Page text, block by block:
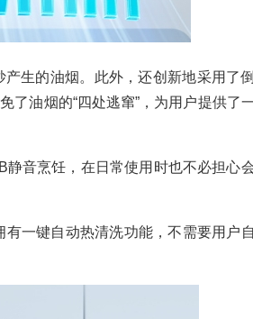
生的油烟。此外，还创新地采用了
了油烟的“四处逃窜”，为用户提供了
音烹饪，在日常使用时也不必担心
有一键自动热清洗功能，不需要用户